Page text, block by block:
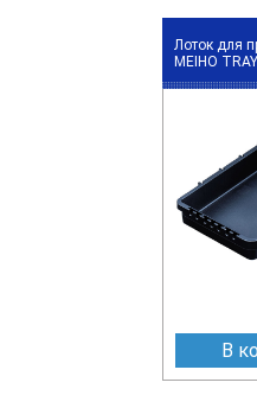
Лоток для
MEIHO
В